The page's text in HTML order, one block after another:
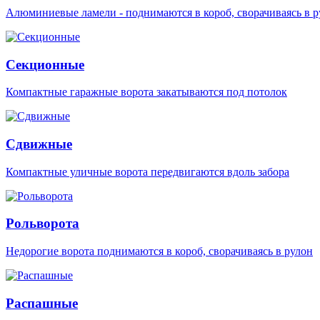
Алюминиевые ламели - поднимаются в короб, сворачиваясь в
Секционные
Компактные гаражные ворота закатываются под потолок
Сдвижные
Компактные уличные ворота передвигаются вдоль забора
Рольворота
Недорогие ворота поднимаются в короб, сворачиваясь в рулон
Распашные